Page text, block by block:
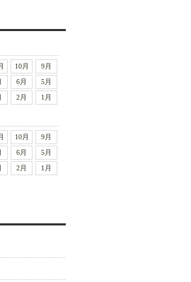
10月
9月
6月
5月
2月 1月
10月
9月
6月
5月
2月 1月